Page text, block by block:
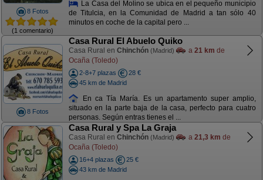
8 Fotos
(1 comentario)
La Casa del Molino se ubica en el pequeño municipio
de Titulcia, en la Comunidad de Madrid a tan sólo 40
minutos en coche de la capital pero ...
8 Fotos
Casa Rural El Abuelo Quiko
Casa Rural en Chinchón (Madrid) a 21 km de
Ocaña (Toledo)
2-8+7 plazas
28 €
45 km de Madrid
En ca Tía María. Es un apartamento super amplio,
situado en la parte baja de la casa, perfecto para cuatro
personas. Según entras tienes el ...
Casa Rural y Spa La Graja
Casa Rural en Chinchón (Madrid) a 21,3 km de
Ocaña (Toledo)
16+4 plazas
25 €
43 km de Madrid